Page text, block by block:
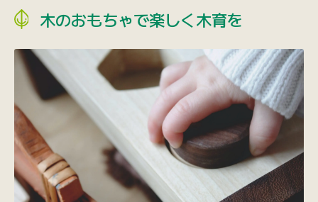
木のおもちゃで楽しく木育を